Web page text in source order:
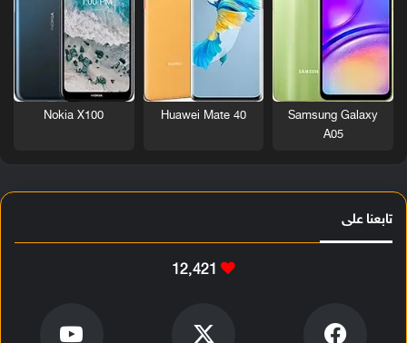
Samsung Galaxy
A05
Huawei Mate 40
Nokia X100
تابعنا على
12٬421